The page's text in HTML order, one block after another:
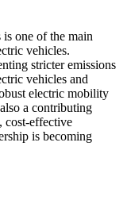
one of the main
vehicles.
stricter emissions
vehicles and
electric mobility
a contributing
cost-effective
is becoming